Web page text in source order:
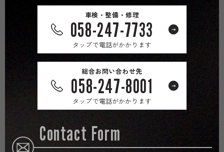
車検・整備・修理
058-247-7733
タップで電話がかかります
総合お問い合わせ先
058-247-8001
タップで電話がかかります
Contact Form